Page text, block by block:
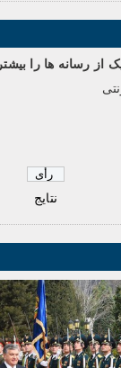
از رسانه ها را
نتایج